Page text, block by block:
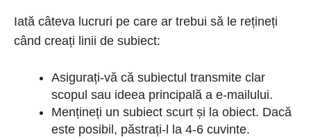
Iată câteva lucruri pe care ar trebui să le rețineți
când creați linii de subiect:
Asigurați-vă că subiectul transmite clar
scopul sau ideea principală a e-mailului.
Mențineți un subiect scurt și la obiect. Dacă
este posibil, păstrați-l la 4-6 cuvinte.